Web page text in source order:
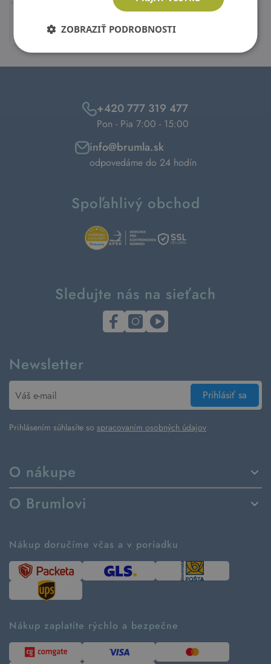
O nákupe
Spôsoby dodania a platby
Vrátenie tovaru a reklamácia
Návod ako nakupovať
Tabuľka veľkostí
Predávané značky
Kontakt
O Brumlovi
Ako tvoríme second hand
Časté otázky
Kde pomáhame
Udržateľnosť
Blog
Pre médiá
+420 777 319 477
Pon - Pia 7:00 - 15:00
info@brumla.sk
odpovedáme do 24 hodín
Spoľahlivý obchod
Sledujte nás na sieťach
Newsletter
Prihlásiť sa
Prihlásením súhlasíte so spracovaním osobných údajov
Nákup doručíme včas a v poriadku
Nákup zaplatíte rýchlo a bezpečne
ZOBRAZIŤ PODROBNOSTI